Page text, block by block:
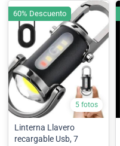
5 fotos
Linterna Llavero
recargable Usb, 7
60% Descuento